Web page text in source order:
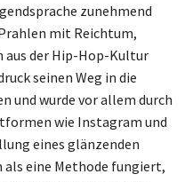
zunehmend
mit Reichtum,
aus der Hip-Hop-Kultur
seinen Weg in die
und wurde vor allem durch
wie Instagram und
eines glänzenden
als eine Methode fungiert,